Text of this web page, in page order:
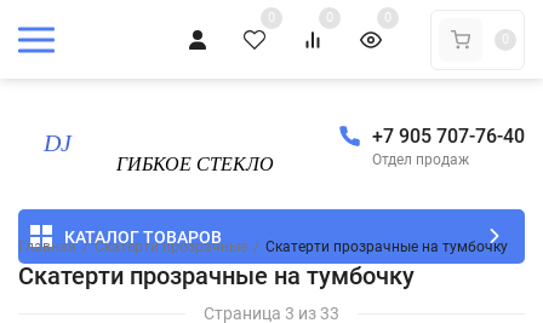
0 0
0
0
+7 905 707-76-40
Отдел продаж
КАТАЛОГ ТОВАРОВ
Главная / Скатерти прозрачные / Скатерти прозрачные на тумбочку
Скатерти прозрачные на тумбочку
Страница 3 из 33